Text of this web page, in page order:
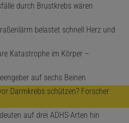
durch Brustkrebs wären
belastet schnell Herz und
Katastrophe im Körper –
auf sechs Beinen
Darmkrebs schützen? Forscher
auf drei ADHS-Arten hin